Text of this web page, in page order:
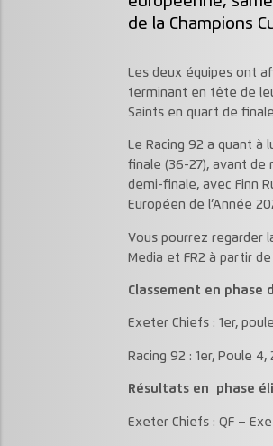
de la Champions
Les deux équipes ont
terminant en tête de
Saints en quart de
Le Racing 92 a quant à
finale (36-27), avant de
demi-finale, avec Finn
Européen de l’Année
Vous pourrez regarder
Media et FR2 à partir de
Classement en phase
Exeter Chiefs : 1er,
Racing 92 : 1er, Poule 4,
Résultats en phase
Exeter Chiefs : QF –